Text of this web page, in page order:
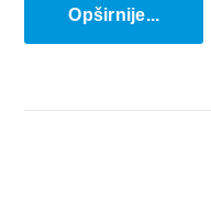
Opširnije...